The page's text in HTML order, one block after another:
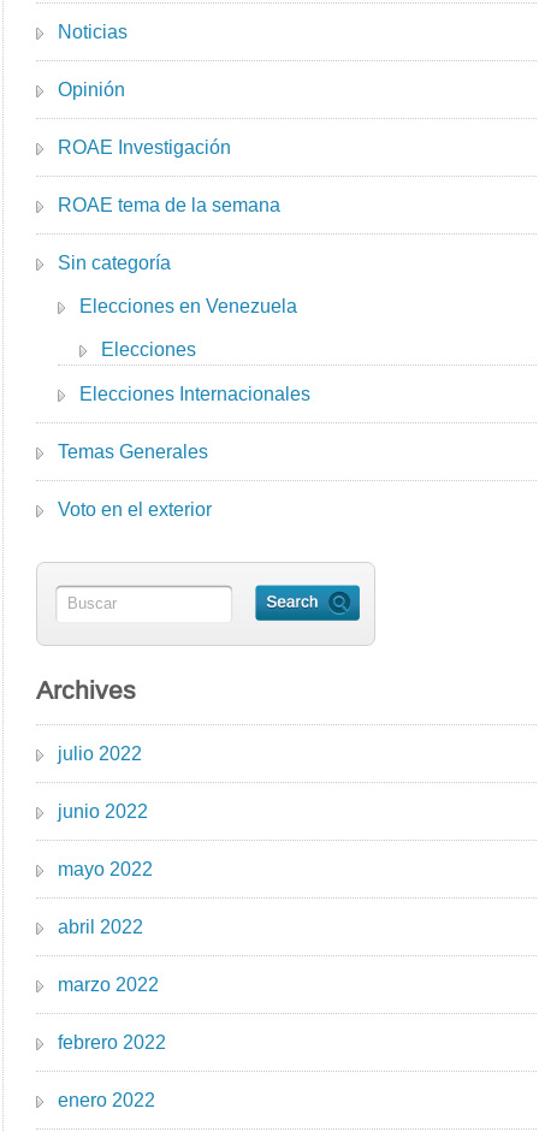
Noticias
Opinión
ROAE Investigación
ROAE tema de la semana
Sin categoría
Elecciones en Venezuela
Elecciones
Elecciones Internacionales
Temas Generales
Voto en el exterior
Archives
julio 2022
junio 2022
mayo 2022
abril 2022
marzo 2022
febrero 2022
enero 2022